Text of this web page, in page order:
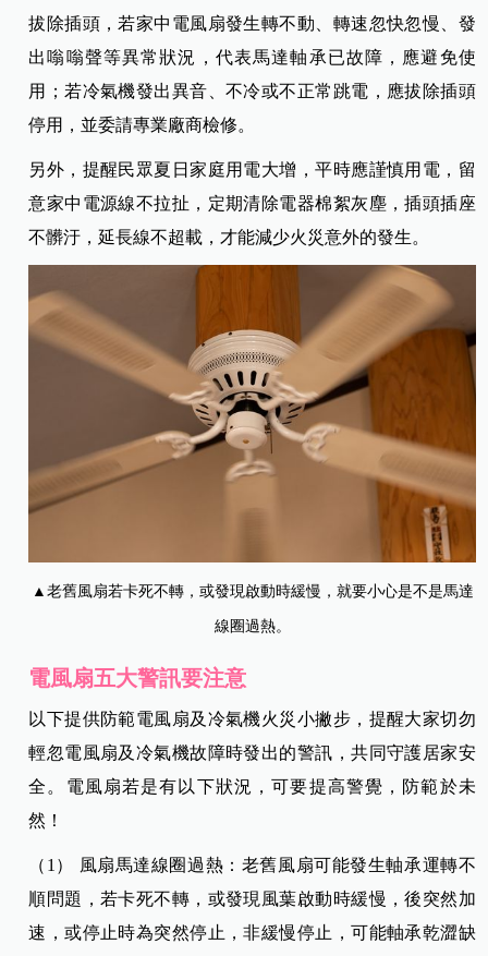
拔除插頭，若家中電風扇發生轉不動、轉速忽快忽慢、發
出嗡嗡聲等異常狀況，代表馬達軸承已故障，應避免使
用；若冷氣機發出異音、不冷或不正常跳電，應拔除插頭
停用，並委請專業廠商檢修。
另外，提醒民眾夏日家庭用電大增，平時應謹慎用電，留
意家中電源線不拉扯，定期清除電器棉絮灰塵，插頭插座
不髒汙，延長線不超載，才能減少火災意外的發生。
▲老舊風扇若卡死不轉，或發現啟動時緩慢，就要小心是不是馬達
線圈過熱。
電風扇五大警訊要注意
以下提供防範電風扇及冷氣機火災小撇步，提醒大家切勿
輕忽電風扇及冷氣機故障時發出的警訊，共同守護居家安
全。電風扇若是有以下狀況，可要提高警覺，防範於未
然！
（1） 風扇馬達線圈過熱：老舊風扇可能發生軸承運轉不
順問題，若卡死不轉，或發現風葉啟動時緩慢，後突然加
速，或停止時為突然停止，非緩慢停止，可能軸承乾澀缺